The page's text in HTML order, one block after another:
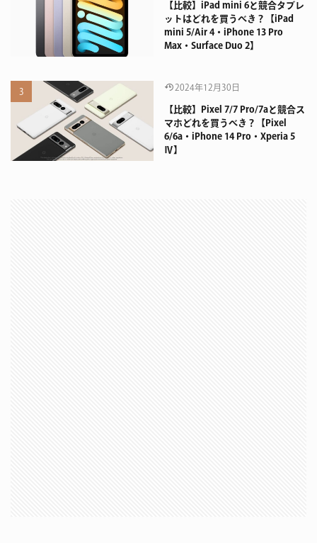
【比較】iPad mini 6と競合タブレ
ットはどれを買うべき？【iPad
mini 5/Air 4・iPhone 13 Pro
Max・Surface Duo 2】
2024年12月30日
【比較】Pixel 7/7 Pro/7aと競合ス
マホどれを買うべき？【Pixel
6/6a・iPhone 14 Pro・Xperia 5
Ⅳ】